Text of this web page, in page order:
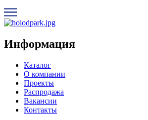
Информация
Каталог
О компании
Проекты
Распродажа
Вакансии
Контакты